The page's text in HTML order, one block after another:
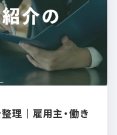
理｜雇用主・働き